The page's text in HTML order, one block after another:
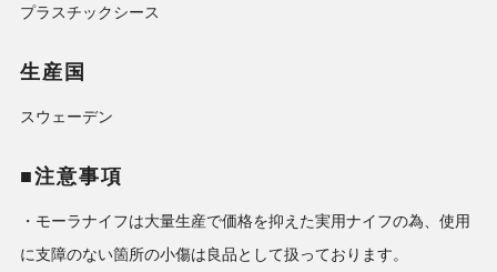
プラスチックシース
生産国
スウェーデン
■注意事項
・モーラナイフは大量生産で価格を抑えた実用ナイフの為、使用
に支障のない箇所の小傷は良品として扱っております。